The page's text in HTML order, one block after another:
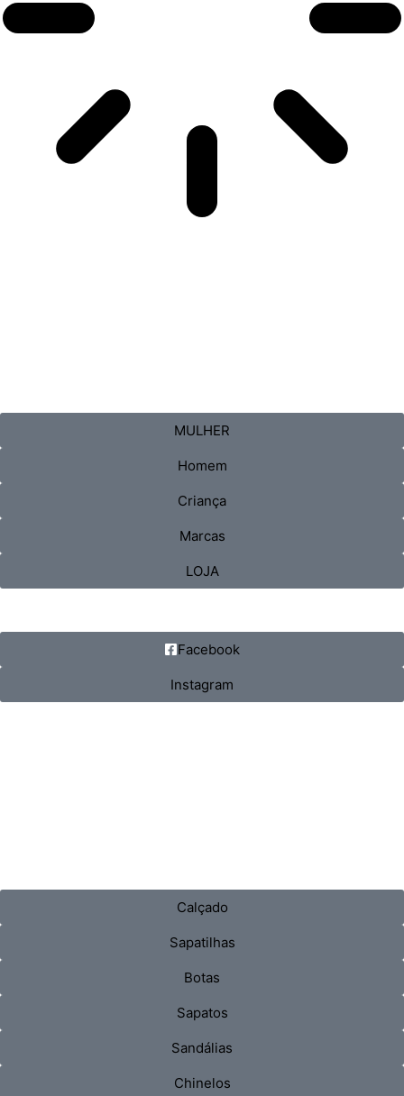
MULHER
Homem
Criança
Marcas
LOJA
Facebook
Instagram
Calçado
Sapatilhas
Botas
Sapatos
Sandálias
Chinelos